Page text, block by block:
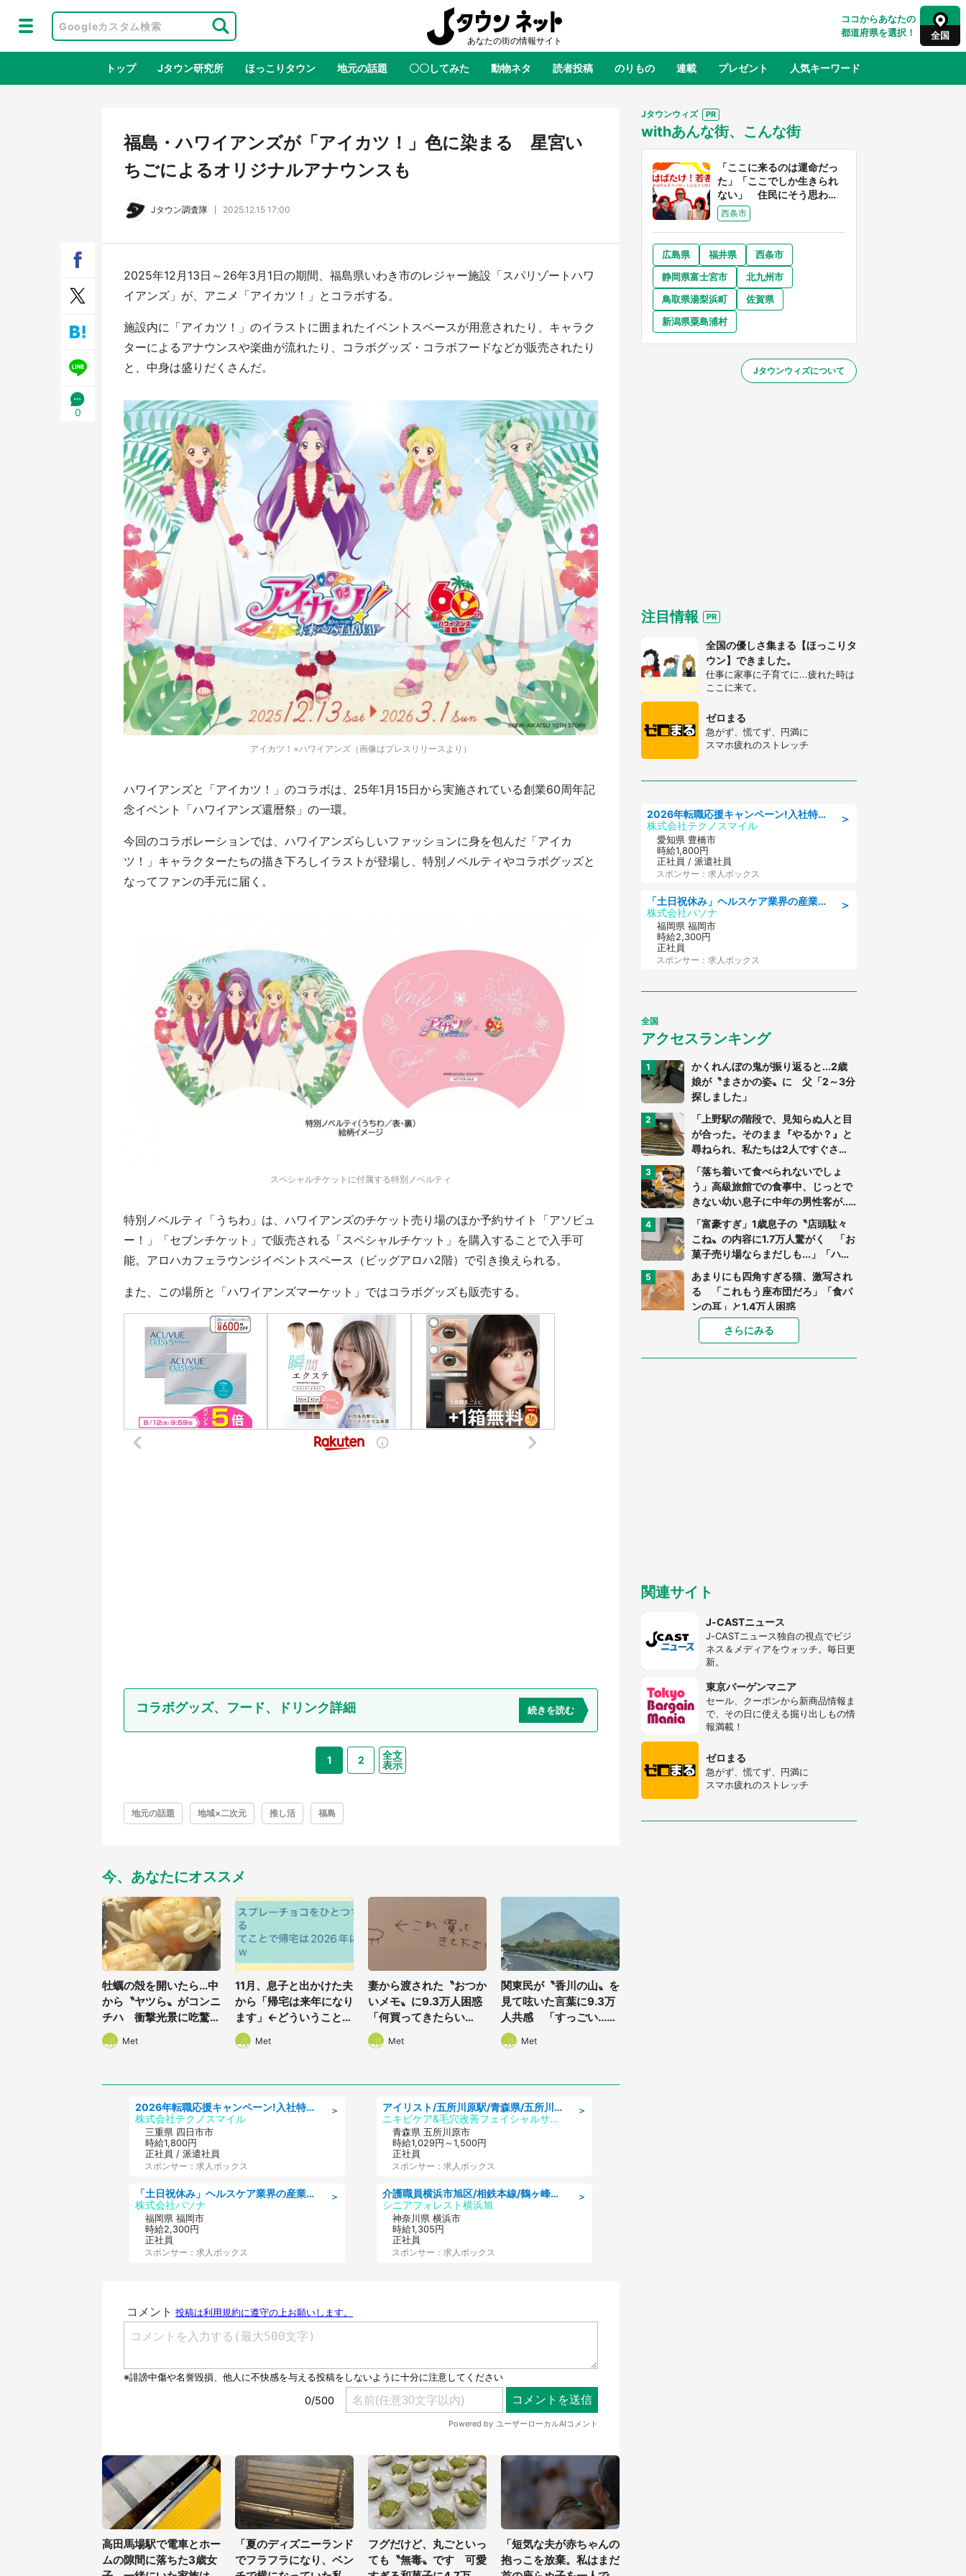
ココからあなたの
都道府県を選択！
全国
全国 全国
東北 青森 岩手 宮城 山形 福島
千葉 東京 神奈川
奈良 和歌山
中国 鳥取 島根 岡山 山口
九州 福岡 佐賀 長崎 大分 宮崎
トップ Jタウン研究所 ほっこりタウン 地元の話題 〇〇してみた 動物ネタ 読者投稿 のりもの 連載 プレゼント 人気キーワード
地域×二次元 絶景 あの時はありがとう 物語がはじまる町へ ふるさと納税
ラプラス・ダークネスが栃木県を征
服！？ 県公式プロモ動画で「聖地」
『薬屋のひとりごと』の〝舞〟の世界
に入り込む 六本木ヒルズ展望台でコ
／1～10／26】
／1～31】
『小林さんちのメイドラゴン』と舞台
のモデル・越谷がコラボ 田んぼアー
トの見頃にあわせて企画続々【7／31
～】
もっとみる
福島・ハワイアンズが「アイカツ！」色に染まる 星宮い
ちごによるオリジナルアナウンスも
Jタウン調査隊 2025.12.15 17:00
0
2025年12月13日～26年3月1日の期間、福島県いわき市のレジャー施設「スパリゾートハワ
イアンズ」が、アニメ「アイカツ！」とコラボする。
施設内に「アイカツ！」のイラストに囲まれたイベントスペースが用意されたり、キャラク
ターによるアナウンスや楽曲が流れたり、コラボグッズ・コラボフードなどが販売されたり
と、中身は盛りだくさんだ。
アイカツ！×ハワイアンズ（画像はプレスリリースより）
ハワイアンズと「アイカツ！」のコラボは、25年1月15日から実施されている創業60周年記
念イベント「ハワイアンズ還暦祭」の一環。
今回のコラボレーションでは、ハワイアンズらしいファッションに身を包んだ「アイカ
ツ！」キャラクターたちの描き下ろしイラストが登場し、特別ノベルティやコラボグッズと
なってファンの手元に届く。
スペシャルチケットに付属する特別ノベルティ
特別ノベルティ「うちわ」は、ハワイアンズのチケット売り場のほか予約サイト「アソビュ
ー！」「セブンチケット」で販売される「スペシャルチケット」を購入することで入手可
能。アロハカフェラウンジイベントスペース（ビッグアロハ2階）で引き換えられる。
また、この場所と「ハワイアンズマーケット」ではコラボグッズも販売する。
コラボグッズ、フード、ドリンク詳細 続きを読む
1 2
全文
表示
地元の話題 地域×二次元 推し活 福島
今、あなたにオススメ
牡蠣の殻を開いたら...中
から〝ヤツら〟がコンニ
チハ 衝撃光景に吃驚
「こんなにいるのか
ッ！？」
Met
11月、息子と出かけた夫
から「帰宅は来年になり
ます」←どういうこと？
夫婦のやり取りに23
万人驚がく
Met
妻から渡された〝おつか
いメモ〟に9.3万人困惑
「何買ってきたらい
い？」 →翌日夫が披露
したのは...
Met
関東民が〝香川の山〟を
見て呟いた言葉に9.3万
人共感 「すっごい...」
「マジでそう」
Met
＞
2026年転職応援キャンペーン!入社特典58万円/デンソーで働こう!自動車工場で小型部品の検査業務 denso aichi
株式会社テクノスマイル
三重県 四日市市
時給1,800円
正社員 / 派遣社員
スポンサー：求人ボックス
＞
「土日祝休み」ヘルスケア業界の産業保健師/高時給/未経験OK/要資格:保健師、正看護師
株式会社パソナ
福岡県 福岡市
時給2,300円
正社員
スポンサー：求人ボックス
＞
アイリスト/五所川原駅/青森県/五所川原市
ニキビケア&毛穴改善フェイシャルサロン BELDAD
青森県 五所川原市
時給1,029円～1,500円
正社員
スポンサー：求人ボックス
＞
介護職員横浜市旭区/相鉄本線/鶴ヶ峰駅からバス10分/神奈川県
シニアフォレスト横浜旭
神奈川県 横浜市
時給1,305円
正社員
スポンサー：求人ボックス
高田馬場駅で電車とホー
ムの隙間に落ちた3歳女
「夏のディズニーランド
でフラフラになり、ベン
フグだけど、丸ごといっ
ても〝無毒〟です 可愛
「短気な夫が赤ちゃんの
抱っこを放棄。私はまだ
Jタウンウィズ
withあんな街、こんな街
「ここに来るのは運命だっ
た」「ここでしか生きられ
ない」 住民にそう思わせ
る離島「粟島」の魅力【移
住婚受付中】
西条市
広島県 福井県
西条市
静岡県富士宮市
北九州市
鳥取県湯梨浜町
佐賀県
新潟県粟島浦村
Jタウンウィズについて
注目情報
全国の優しさ集まる【ほっこりタ
ウン】できました。
仕事に家事に子育てに...疲れた時は
ここに来て。
ゼロまる
急がず、慌てず、円満に
スマホ疲れのストレッチ
＞
2026年転職応援キャンペーン!入社特典58万円/デンソーで働こう!自動車工場で小型部品の検査業務 denso aichi
株式会社テクノスマイル
愛知県 豊橋市
時給1,800円
正社員 / 派遣社員
スポンサー：求人ボックス
＞
「土日祝休み」ヘルスケア業界の産業保健師/高時給/未経験OK/要資格:保健師、正看護師
株式会社パソナ
福岡県 福岡市
時給2,300円
正社員
スポンサー：求人ボックス
全国
アクセスランキング
かくれんぼの鬼が振り返ると...2歳
娘が〝まさかの姿〟に 父「2～3分
探しました」
「上野駅の階段で、見知らぬ人と目
が合った。そのまま『やるか？』と
尋ねられ、私たちは2人ですぐさ
ま...」（茨城県・70代男性）
「落ち着いて食べられないでしょ
う」高級旅館での食事中、じっとで
きない幼い息子に中年の男性客が...
（東京都・40代男性）
「富豪すぎ」1歳息子の〝店頭駄々
こね〟の内容に1.7万人驚がく 「お
菓子売り場ならまだしも...」「ハー
あまりにも四角すぎる猫、激写され
る 「これもう座布団だろ」「食パ
ンの耳」と1.4万人困惑
家に〝デカい蛾〟が居座り続けて3
日間...ビビり続けた住人 判明した
〝まさかの正体〟に14万人も困惑
さらにみる
関連サイト
J-CASTニュース
J-CASTニュース独自の視点でビジ
ネス＆メディアをウォッチ。毎日更
新。
東京バーゲンマニア
セール、クーポンから新商品情報ま
で、その日に使える掘り出しもの情
報満載！
ゼロまる
急がず、慌てず、円満に
スマホ疲れのストレッチ